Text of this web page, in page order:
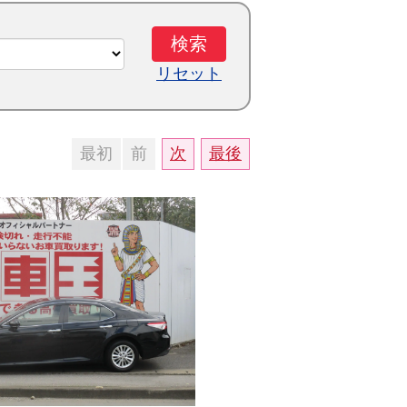
リセット
最初 前 次 最後